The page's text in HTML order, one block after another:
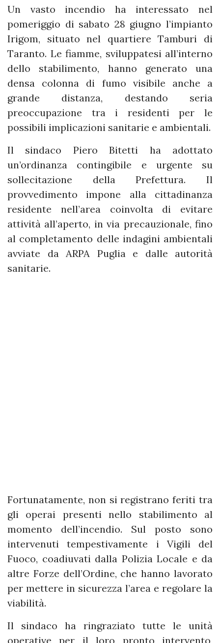
Un vasto incendio ha interessato nel
pomeriggio di sabato 28 giugno l’impianto
Irigom, situato nel quartiere Tamburi di
Taranto. Le fiamme, sviluppatesi all’interno
dello stabilimento, hanno generato una
densa colonna di fumo visibile anche a
grande distanza, destando seria
preoccupazione tra i residenti per le
possibili implicazioni sanitarie e ambientali.
Il sindaco Piero Bitetti ha adottato
un’ordinanza contingibile e urgente su
sollecitazione della Prefettura. Il
provvedimento impone alla cittadinanza
residente nell’area coinvolta di evitare
attività all’aperto, in via precauzionale, fino
al completamento delle indagini ambientali
avviate da ARPA Puglia e dalle autorità
sanitarie.
Fortunatamente, non si registrano feriti tra
gli operai presenti nello stabilimento al
momento dell’incendio. Sul posto sono
intervenuti tempestivamente i Vigili del
Fuoco, coadiuvati dalla Polizia Locale e da
altre Forze dell’Ordine, che hanno lavorato
per mettere in sicurezza l’area e regolare la
viabilità.
Il sindaco ha ringraziato tutte le unità
operative per il loro pronto intervento,